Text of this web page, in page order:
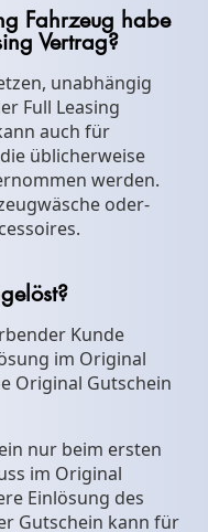
Fahrzeug habe
Vertrag?
unabhängig
Full Leasing
auch für
üblicherweise
werden.
oder-
Kunde
im Original
Original Gutschein
nur beim ersten
im Original
Einlösung des
Gutschein kann für